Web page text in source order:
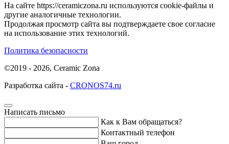
На сайте https://ceramiczona.ru используются coоkie-файлы и
другие аналогичные технологии.
Продолжая просмотр сайта вы подтверждаете свое согласие
на использование этих технологий.
Политика безопасности
©2019 - 2026, Ceramic Zona
Разработка сайта - CRONOS74.ru
Написать письмо
Как к Вам обращаться?
Контактный телефон